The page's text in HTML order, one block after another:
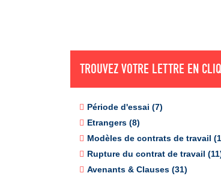
TROUVEZ VOTRE LETTRE EN
Période d'essai (7)
Etrangers (8)
Modèles de contrats de travail
Rupture du contrat de travail
Avenants & Clauses (31)